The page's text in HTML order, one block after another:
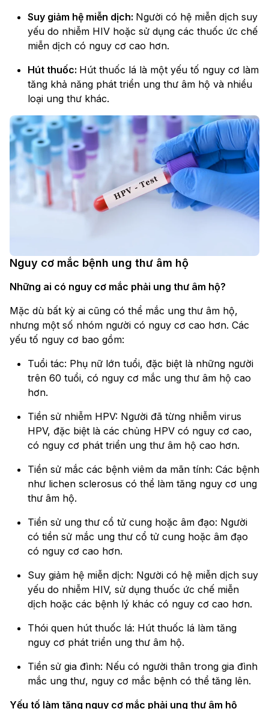
Suy giảm hệ miễn dịch: Người có hệ miễn dịch suy
yếu do nhiễm HIV hoặc sử dụng các thuốc ức chế
miễn dịch có nguy cơ cao hơn.
Hút thuốc: Hút thuốc lá là một yếu tố nguy cơ làm
tăng khả năng phát triển ung thư âm hộ và nhiều
loại ung thư khác.
Nguy cơ mắc bệnh ung thư âm hộ
Những ai có nguy cơ mắc phải ung thư âm hộ?
Mặc dù bất kỳ ai cũng có thể mắc ung thư âm hộ,
nhưng một số nhóm người có nguy cơ cao hơn. Các
yếu tố nguy cơ bao gồm:
Tuổi tác: Phụ nữ lớn tuổi, đặc biệt là những người
trên 60 tuổi, có nguy cơ mắc ung thư âm hộ cao
hơn.
Tiền sử nhiễm HPV: Người đã từng nhiễm virus
HPV, đặc biệt là các chủng HPV có nguy cơ cao,
có nguy cơ phát triển ung thư âm hộ cao hơn.
Tiền sử mắc các bệnh viêm da mãn tính: Các bệnh
như lichen sclerosus có thể làm tăng nguy cơ ung
thư âm hộ.
Tiền sử ung thư cổ tử cung hoặc âm đạo: Người
có tiền sử mắc ung thư cổ tử cung hoặc âm đạo
có nguy cơ cao hơn.
Suy giảm hệ miễn dịch: Người có hệ miễn dịch suy
yếu do nhiễm HIV, sử dụng thuốc ức chế miễn
dịch hoặc các bệnh lý khác có nguy cơ cao hơn.
Thói quen hút thuốc lá: Hút thuốc lá làm tăng
nguy cơ phát triển ung thư âm hộ.
Tiền sử gia đình: Nếu có người thân trong gia đình
mắc ung thư, nguy cơ mắc bệnh có thể tăng lên.
Yếu tố làm tăng nguy cơ mắc phải ung thư âm hộ